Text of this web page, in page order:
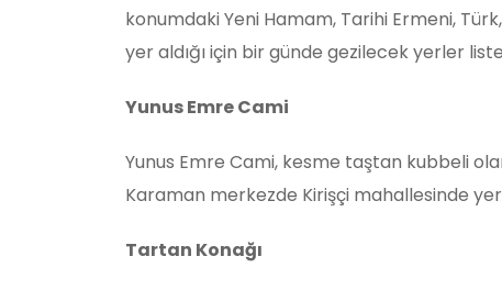
konumdaki Yeni Hamam, Tarihi Ermeni,
yer aldığı için bir günde gezilecek yerler
Yunus Emre Cami
Yunus Emre Cami, kesme taştan kubbeli
Karaman merkezde Kirişçi mahallesinde
Tartan Konağı